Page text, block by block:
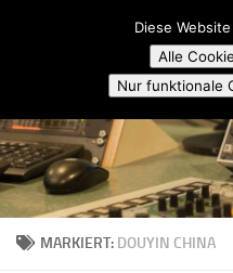
Skip to content
Campusradio Karlsruhe
MARKIERT: DOUYIN CHINA
Diese
Alle
Nur funktionale